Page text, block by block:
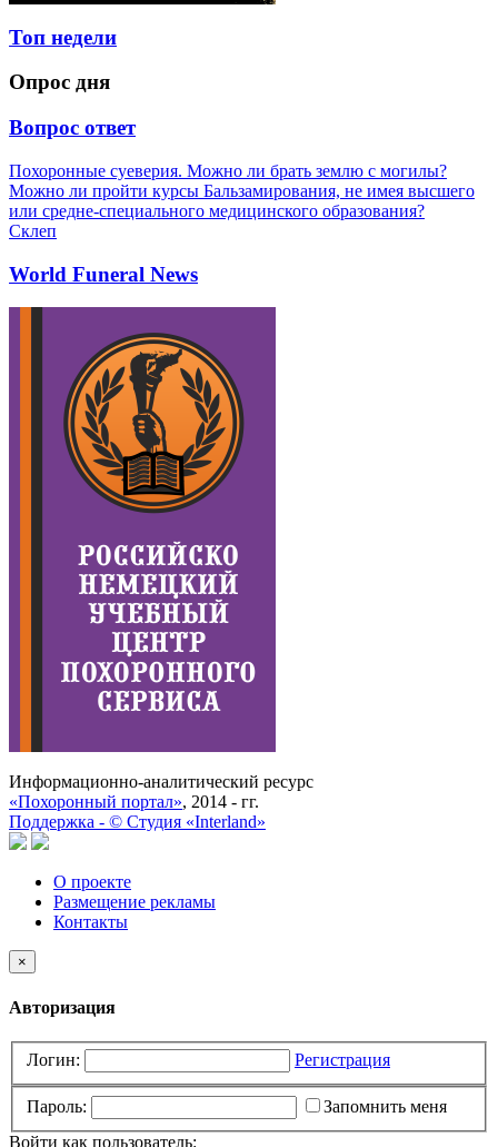
Топ недели
Опрос дня
Вопрос ответ
Похоронные суеверия. Можно ли брать землю с могилы?
Можно ли пройти курсы Бальзамирования, не имея высшего
или средне-специального медицинского образования?
Склеп
World Funeral News
Информационно-аналитический ресурс
«Похоронный портал», 2014 - гг.
Поддержка - © Cтудия «Interland»
О проекте
Размещение рекламы
Контакты
×
Авторизация
Логин: Регистрация
Пароль:
Запомнить меня
Войти как пользователь: